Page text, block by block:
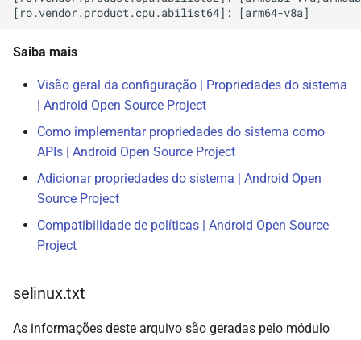
Saiba mais
Visão geral da configuração | Propriedades do sistema
| Android Open Source Project
Como implementar propriedades do sistema como
APIs | Android Open Source Project
Adicionar propriedades do sistema | Android Open
Source Project
Compatibilidade de políticas | Android Open Source
Project
selinux.txt
As informações deste arquivo são geradas pelo módulo